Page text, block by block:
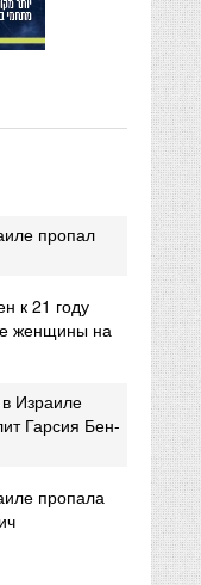
пропал
к 21 году
женщины на
Израиле
Гарсия Бен-
пропала